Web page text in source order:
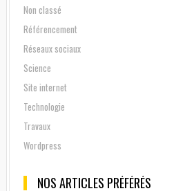
Non classé
Référencement
Réseaux sociaux
Science
Site internet
Technologie
Travaux
Wordpress
NOS ARTICLES PRÉFÉRÉS